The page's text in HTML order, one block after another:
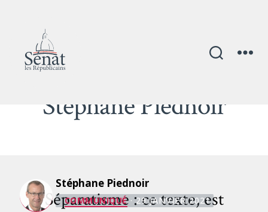
Auteur/autrice :
Stéphane Piednoir
Catégories
Stéphane Piednoir
COMMUNIQUÉ· 29 JANVIER 2021
Séparatisme : ce texte, est